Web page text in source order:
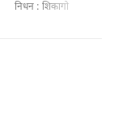
निधन : शिकागो